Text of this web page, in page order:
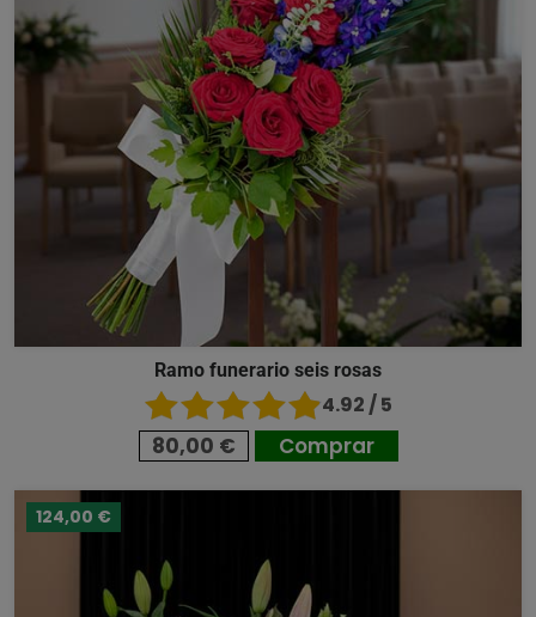
Ramo funerario seis rosas
4.92 / 5
80,00 € Comprar
124,00 €